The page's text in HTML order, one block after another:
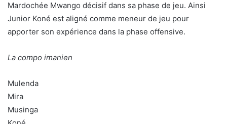
Mardochée Mwango décisif dans sa phase de jeu. Ainsi
Junior Koné est aligné comme meneur de jeu pour
apporter son expérience dans la phase offensive.
La compo imanien
Mulenda
Mira
Musinga